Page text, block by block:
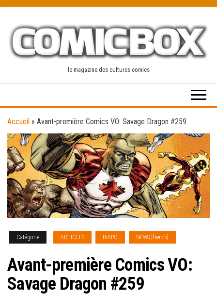
content
le magazine des cultures comics
Accueil » Avant-première Comics VO: Savage Dragon #259
Catégorie ARTICLES DIAPO NEWS [french]
Avant-première Comics VO:
Savage Dragon #259